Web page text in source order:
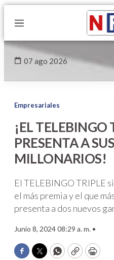
Menú
07 ago 2026
Empresariales
¡EL TELEBINGO
PRESENTA A
MILLONARIOS!
El TELEBINGO TRIPLE
el más premia y el que
presenta a dos nuevos
Junio 8, 2024 08:29 a. m. •
Facebook
TwitterWhatsApp
CopyPrint